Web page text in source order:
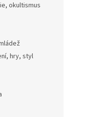
okultismus
hry, styl